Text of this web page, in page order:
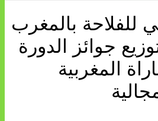
للفلاحة بالمغرب
توزيع جوائز الدورة
المغربية